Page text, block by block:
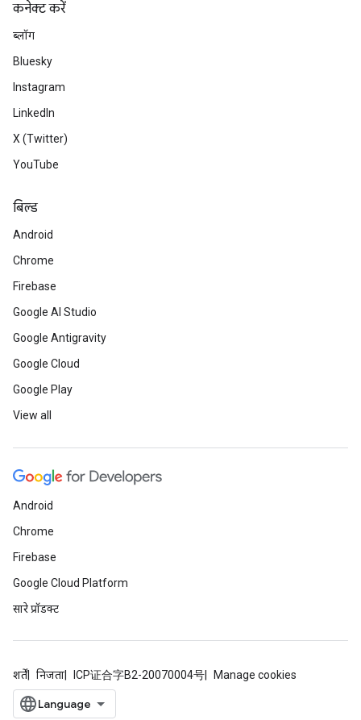
कनेक्ट करें
ब्लॉग
Bluesky
Instagram
LinkedIn
X (Twitter)
YouTube
बिल्ड
Android
Chrome
Firebase
Google AI Studio
Google Antigravity
Google Cloud
Google Play
View all
Android
Chrome
Firebase
Google Cloud Platform
सारे प्रॉडक्ट
शर्तें निजता ICP证合字B2-20070004号 Manage cookies